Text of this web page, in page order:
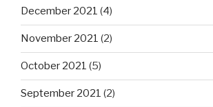
December 2021 (4)
November 2021 (2)
October 2021 (5)
September 2021 (2)